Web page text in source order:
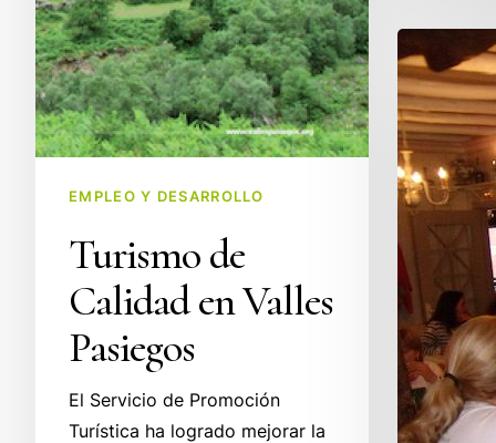
EMPLEO Y DESARROLLO
Turismo de
Calidad en Valles
Pasiegos
El Servicio de Promoción
Turística ha logrado mejorar la
Pasiegos
destino
de
motoristas
de
diferentes
partes
de
España